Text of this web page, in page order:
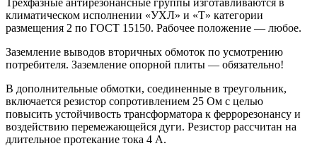
климатическом исполнении «УХЛ» и «Т» категории
размещения 2 по ГОСТ 15150. Рабочее положение — любое.
Заземление выводов вторичных обмоток по усмотрению
потребителя. Заземление опорной плиты — обязательно!
В дополнительные обмотки, соединенные в треугольник,
включается резистор сопротивлением 25 Ом с целью
повысить устойчивость трансформатора к феррорезонансу и
воздействию перемежающейся дуги. Резистор рассчитан на
длительное протекание тока 4 А.